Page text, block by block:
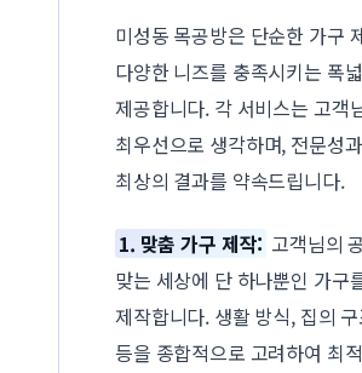
미성동 목공방은 단순한 가구
다양한 니즈를 충족시키는 폭
제공합니다. 각 서비스는 고객
최우선으로 생각하며, 전문성
최상의 결과를 약속드립니다.
1. 맞춤 가구 제작: 고객님의
맞는 세상에 단 하나뿐인 가구
제작합니다. 생활 방식, 집의
등을 종합적으로 고려하여 최